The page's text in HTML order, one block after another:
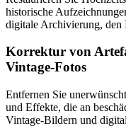
historische
digitale Archivierung, den
Korrektur von
Vintage-Fotos
Entfernen Sie
und Effekte, die an
Vintage-Bildern und